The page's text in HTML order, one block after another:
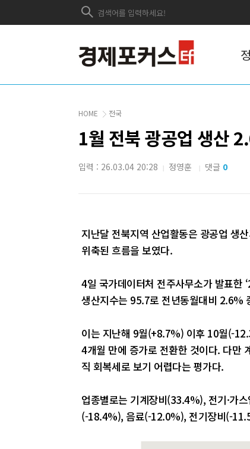
HOME 전국
1월 전북 광공업 생
입력 : 26.03.04 20:28 | 정영훈 | 댓글 0
지난달 전북지역 산업활동은 광공업 생
위축된 흐름을 보였다.
4일 국가데이터처 전주사무소가 발표한
생산지수는 95.7로 전년동월대비 2.6%
이는 지난해 9월(+8.7%) 이후 10월(-
4개월 만에 증가로 전환한 것이다. 다만
직 회복세로 보기 어렵다는 평가다.
업종별로는 기계장비(33.4%), 전기·가
(-18.4%), 음료(-12.0%), 전기장비(-